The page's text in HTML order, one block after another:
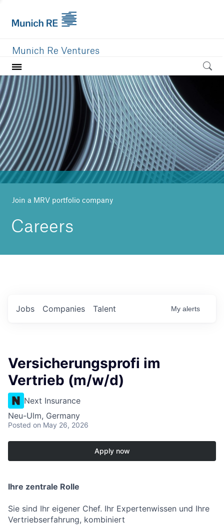
Munich Re Ventures
Home
Our value
Portfolio
Investment areas
Team
News
Join a MRV portfolio company
Careers
Jobs Companies Talent My alerts
Versicherungsprofi im
Vertrieb (m/w/d)
Next Insurance
Neu-Ulm, Germany
Posted on May 26, 2026
Apply now
Ihre zentrale Rolle
Sie sind Ihr eigener Chef. Ihr Expertenwissen und Ihre
Vertriebserfahrung, kombiniert